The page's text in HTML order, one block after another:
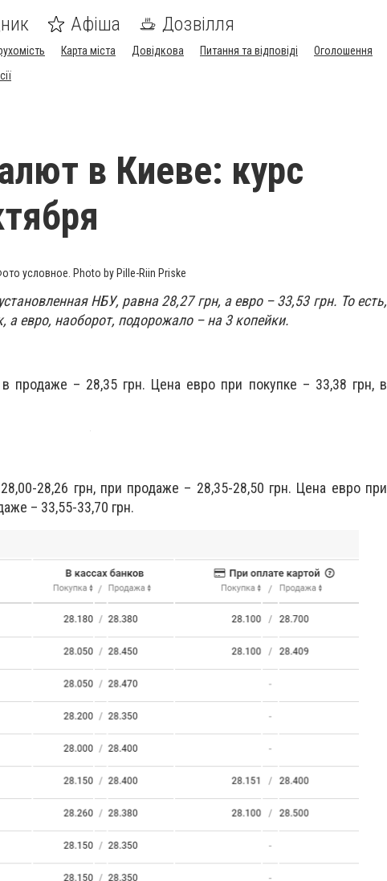
Афіша Дозвілля
Карта міста Довідкова Питання та відповіді
Оголошення
в Киеве: курс
условное. Photo by Pille-Riin Priske
НБУ, равна 28,27 грн, а евро – 33,53 грн. То есть,
а евро, наоборот, подорожало – на 3 копейки.
продаже – 28,35 грн. Цена евро при покупке – 33,38 грн, в
28,26 грн, при продаже – 28,35-28,50 грн. Цена евро при
– 33,55-33,70 грн.